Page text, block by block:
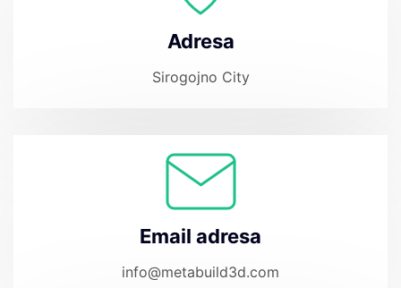
Adresa
Sirogojno City
Email adresa
info@metabuild3d.com